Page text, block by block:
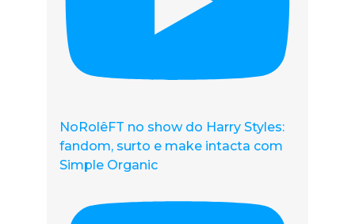
NoRolêFT no show do Harry Styles:
fandom, surto e make intacta com
Simple Organic